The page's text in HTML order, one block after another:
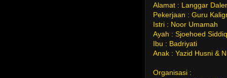
Alamat : Langgar
Pekerjaan : Guru
Istri : Noor Umamah
Ayah : Sjoehoed Siddiq
Ibu : Badriyati
Anak : Yazid Husni &
Organisasi :